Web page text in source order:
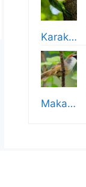
Karak…
Maka…